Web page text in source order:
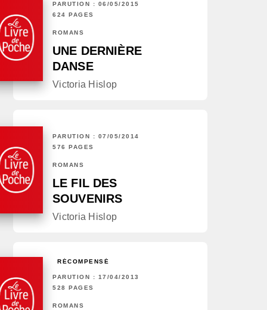
PARUTION : 06/05/2015
624 PAGES
ROMANS
UNE DERNIÈRE
DANSE
Victoria Hislop
PARUTION : 07/05/2014
576 PAGES
ROMANS
LE FIL DES
SOUVENIRS
Victoria Hislop
RÉCOMPENSÉ
PARUTION : 17/04/2013
528 PAGES
ROMANS